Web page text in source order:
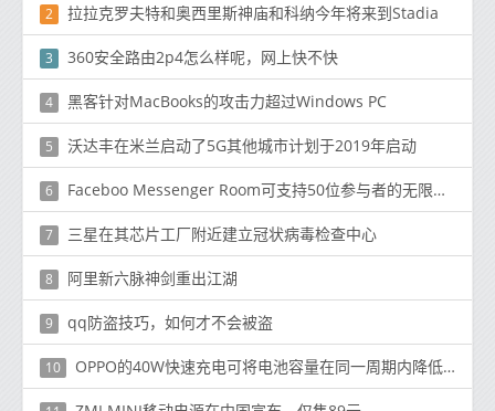
2 拉拉克罗夫特和奥西里斯神庙和科纳今年将来到Stadia
3 360安全路由2p4怎么样呢，网上快不快
4 黑客针对MacBooks的攻击力超过Windows PC
5 沃达丰在米兰启动了5G其他城市计划于2019年启动
6 Faceboo Messenger Room可支持50位参与者的无限制视频通话
7 三星在其芯片工厂附近建立冠状病毒检查中心
8 阿里新六脉神剑重出江湖
9 qq防盗技巧，如何才不会被盗
10 OPPO的40W快速充电可将电池容量在同一周期内降低到70％，而15W可以降低到90％